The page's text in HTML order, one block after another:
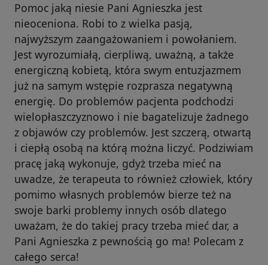
Pomoc jaką niesie Pani Agnieszka jest
nieoceniona. Robi to z wielka pasją,
najwyższym zaangażowaniem i powołaniem.
Jest wyrozumiałą, cierpliwą, uważną, a także
energiczną kobietą, która swym entuzjazmem
już na samym wstępie rozprasza negatywną
energię. Do problemów pacjenta podchodzi
wielopłaszczyznowo i nie bagatelizuje żadnego
z objawów czy problemów. Jest szczerą, otwartą
i ciepłą osobą na którą można liczyć. Podziwiam
pracę jaką wykonuje, gdyż trzeba mieć na
uwadze, że terapeuta to również człowiek, który
pomimo własnych problemów bierze też na
swoje barki problemy innych osób dlatego
uważam, że do takiej pracy trzeba mieć dar, a
Pani Agnieszka z pewnością go ma! Polecam z
całego serca!